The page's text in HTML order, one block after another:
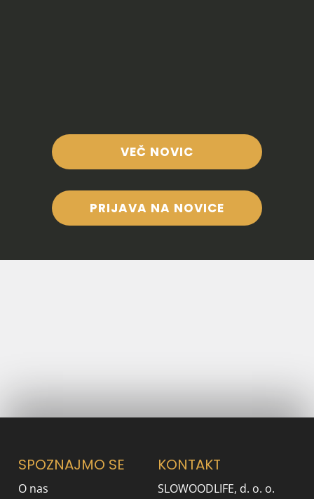
VEČ NOVIC
PRIJAVA NA NOVICE
SPOZNAJMO SE
O nas
KONTAKT
SLOWOODLIFE, d. o. o.